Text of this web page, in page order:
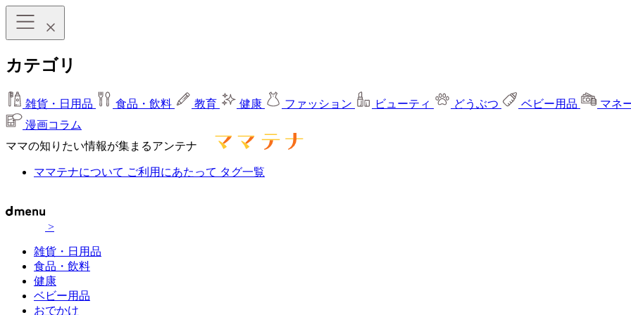
カテゴリ
雑貨・日用品 食品・飲料 教育 健康 ファッション ビューティ どうぶつ ベビー用品
マネ
漫画コラム
ママの知りたい情報が集まるアンテナ
ママテナについて ご利用にあたって タグ一覧
>
雑貨・日用品
食品・飲料
健康
ベビー用品
おでかけ